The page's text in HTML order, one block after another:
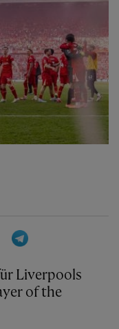
LinkedIn
Liverpools
of the